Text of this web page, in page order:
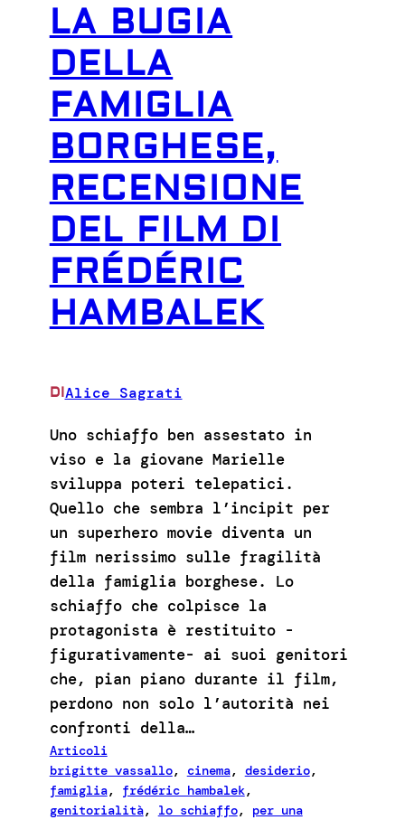
LA BUGIA
DELLA
FAMIGLIA
BORGHESE,
RECENSIONE
DEL FILM DI
FRÉDÉRIC
HAMBALEK
DIAlice Sagrati
Uno schiaffo ben assestato in
viso e la giovane Marielle
sviluppa poteri telepatici.
Quello che sembra l’incipit per
un superhero movie diventa un
film nerissimo sulle fragilità
della famiglia borghese. Lo
schiaffo che colpisce la
protagonista è restituito -
figurativamente- ai suoi genitori
che, pian piano durante il film,
perdono non solo l’autorità nei
confronti della…
Articoli
brigitte vassallo, cinema, desiderio
famiglia, frédéric hambalek
genitorialità, lo schiaffo, per una